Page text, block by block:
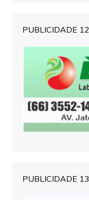
PUBLICIDADE 12
PUBLICIDADE 13